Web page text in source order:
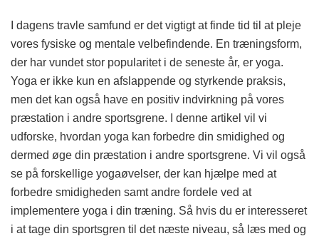
I dagens travle samfund er det vigtigt at finde tid til at pleje
vores fysiske og mentale velbefindende. En træningsform,
der har vundet stor popularitet i de seneste år, er yoga.
Yoga er ikke kun en afslappende og styrkende praksis,
men det kan også have en positiv indvirkning på vores
præstation i andre sportsgrene. I denne artikel vil vi
udforske, hvordan yoga kan forbedre din smidighed og
dermed øge din præstation i andre sportsgrene. Vi vil også
se på forskellige yogaøvelser, der kan hjælpe med at
forbedre smidigheden samt andre fordele ved at
implementere yoga i din træning. Så hvis du er interesseret
i at tage din sportsgren til det næste niveau, så læs med og